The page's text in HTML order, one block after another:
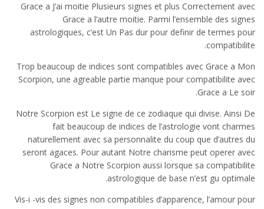
Grace a J’ai moitie Plusieurs signes et plus Correctement avec
Grace a l’autre moitie. Parmi l’ensemble des signes
astrologiques, c’est Un Pas dur pour definir de termes pour
compatibilite.
Trop beaucoup de indices sont compatibles avec Grace a Mon
Scorpion, une agreable partie manque pour compatibilite avec
Grace a Le soir.
Notre Scorpion est Le signe de ce zodiaque qui divise. Ainsi De
fait beaucoup de indices de l’astrologie vont charmes
naturellement avec sa personnalite du coup que d’autres du
seront agaces. Pour autant Notre charisme peut operer avec
Grace a Notre Scorpion aussi lorsque sa compatibilite
astrologique de base n’est gu optimale.
Vis-i -vis des signes non compatibles d’apparence, l’amour pour